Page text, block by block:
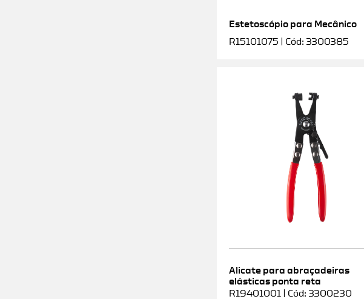
Estetoscópio para Mecânico
R15101075 | Cód: 3300385
Alicate para abraçadeiras
elásticas ponta reta
R19401001 | Cód: 3300230